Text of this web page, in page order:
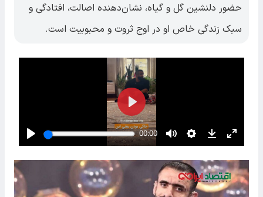
حضور دلنشین گل و گیاه، نشان‌دهنده اصالت، افتادگی و
سبک زندگی خاص او در اوج ثروت و محبوبیت است.